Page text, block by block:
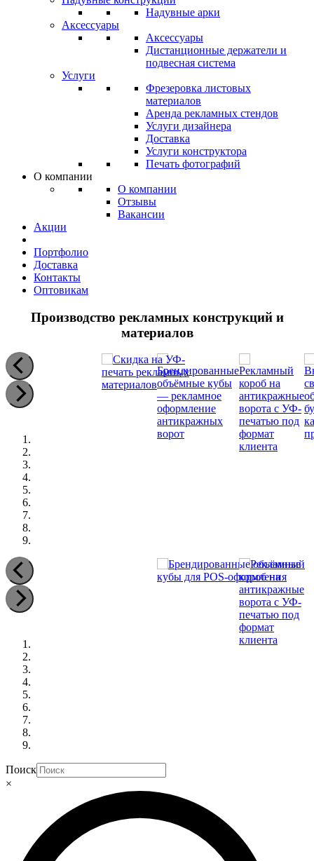
Надувные арки
Аксессуары
Аксессуары
Дистанционные держатели и
подвесная система
Услуги
Фрезеровка листовых
материалов
Аренда рекламных стендов
Услуги дизайнера
Доставка
Услуги конструктора
Печать фотографий
О компании
О компании
Отзывы
Вакансии
Акции
Портфолио
Доставка
Контакты
Оптовикам
Производство рекламных конструкций и
материалов
Поиск
×